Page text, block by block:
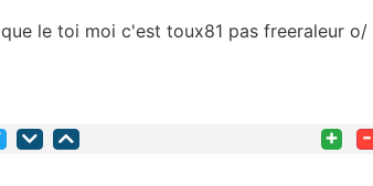
le toi moi c'est toux81 pas freeraleur o/
+ -